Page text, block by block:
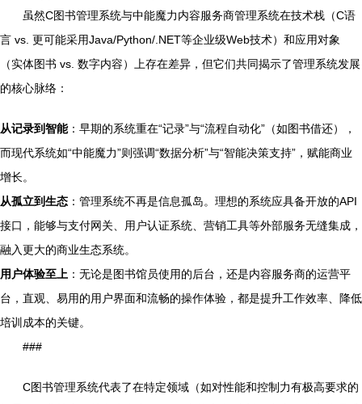
虽然C图书管理系统与中能魔力内容服务商管理系统在技术栈（C语
言 vs. 更可能采用Java/Python/.NET等企业级Web技术）和应用对象
（实体图书 vs. 数字内容）上存在差异，但它们共同揭示了管理系统发展
的核心脉络：
从记录到智能：早期的系统重在“记录”与“流程自动化”（如图书借还），
而现代系统如“中能魔力”则强调“数据分析”与“智能决策支持”，赋能商业
增长。
从孤立到生态 ：管理系统不再是信息孤岛。理想的系统应具备开放的API
接口，能够与支付网关、用户认证系统、营销工具等外部服务无缝集成，
融入更大的商业生态系统。
用户体验至上 ：无论是图书馆员使用的后台，还是内容服务商的运营平
台，直观、易用的用户界面和流畅的操作体验，都是提升工作效率、降低
培训成本的关键。
###
C图书管理系统代表了在特定领域（如对性能和控制力有极高要求的